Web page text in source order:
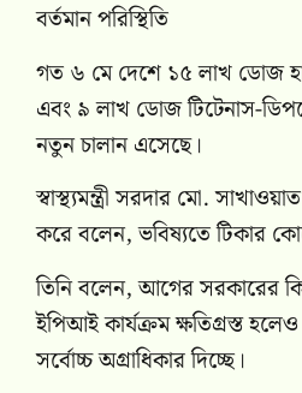
বর্তমান পরিস্থিতি
গত ৬ মে দেশে ১৫ লাখ ডোজ
এবং ৯ লাখ ডোজ টিটেনাস-
নতুন চালান এসেছে।
স্বাস্থ্যমন্ত্রী সরদার মো.
করে বলেন, ভবিষ্যতে টিকার
তিনি বলেন, আগের সরকারের
ইপিআই কার্যক্রম ক্ষতিগ্রস্ত
সর্বোচ্চ অগ্রাধিকার দিচ্ছে।